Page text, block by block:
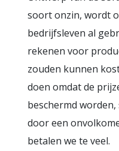
soort onzin, wordt
bedrijfsleven al
rekenen voor
zouden kunnen
doen omdat de
beschermd
door een
betalen we te veel.